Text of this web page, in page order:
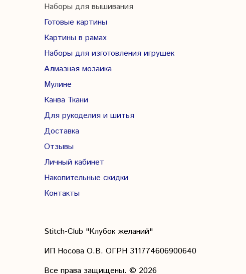
Наборы для вышивания
Готовые картины
Картины в рамах
Наборы для изготовления игрушек
Алмазная мозаика
Мулине
Канва Ткани
Для рукоделия и шитья
Доставка
Отзывы
Личный кабинет
Накопительные скидки
Контакты
Stitch-Club "Клубок желаний"
ИП Носова О.В. ОГРН 311774606900640
Все права защищены. © 2026